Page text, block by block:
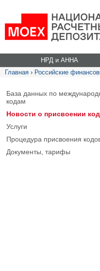
НРД и АННА
Главная › Российские
База данных по
кодам
Новости о присвоении
Услуги
Процедура присвоения
Документы, тарифы